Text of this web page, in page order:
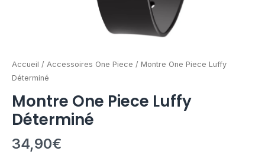
Accueil / Accessoires One Piece / Montre One Piece Luffy
Déterminé
Montre One Piece Luffy
Déterminé
34,90€